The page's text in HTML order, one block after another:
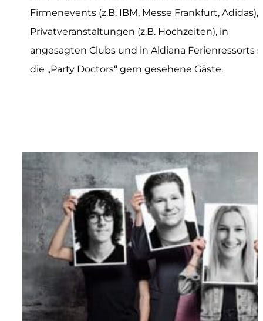
Firmenevents (z.B. IBM, Messe Frankfurt, Adidas),
Privatveranstaltungen (z.B. Hochzeiten), in
angesagten Clubs und in Aldiana Ferienressorts
die „Party Doctors“ gern gesehene Gäste.